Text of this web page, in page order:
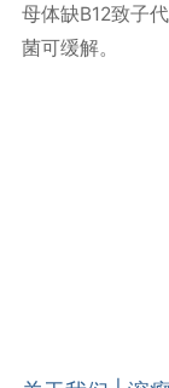
母体缺B12致子
菌可缓解。